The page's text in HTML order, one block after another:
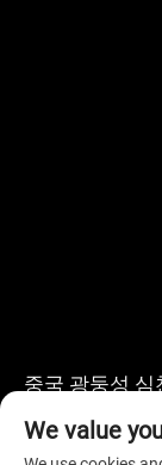
중국 광둥성
We value